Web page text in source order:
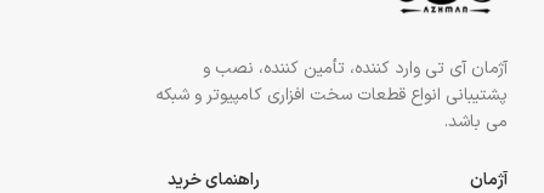
آژمان آی تی وارد کننده، تأمین کننده، نصب و
پشتیبانی انواع قطعات سخت افزاری کامپیوتر و شبکه
می باشد.
آژمان راهنمای خرید